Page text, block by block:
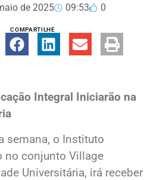
de 2025 09:53 0
COMPARTILHE
Integral Iniciarão na
semana, o Instituto
no conjunto Village
Universitária, irá receber